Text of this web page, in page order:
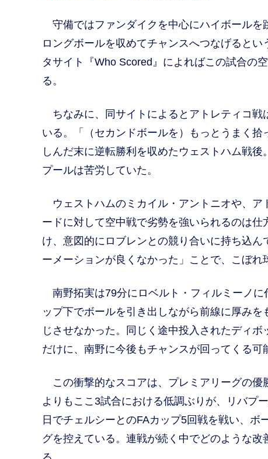
守備ではファンダイクを中心にハイボールを
ロングボールを収めてチャンスへつなげると
タサイト『Who Scored』によればこの試合の
る。
ちなみに、同サイトによるとアトレティコ戦
いる。「（セカンドボールを）もっとうまく
しんだ末に逆転勝利を収めたウェストハム戦
プールは苦労していた。
ウェストハムのミカイル・アントニオや、ア
ードに対して空中戦で劣勢を強いられるのは
け、意図的にロブレンとの競り合いに持ち込
ーメーションが良くなかった」ことで、こぼれ
南野拓実は79分にロベルト・フィルミーノに
ップ下でボールを引き出しながら前線に厚み
じさせなかった。同じく途中投入されたディ
だけに、南野に今後もチャンスが回ってくる可
この衝撃的なスコアは、プレミアリーグの優
よりもここ3試合における低調ぶりが、リバプ
日でチェルシーとのFAカップ5回戦を戦い、
グを控えている。連戦が続く中でどのような